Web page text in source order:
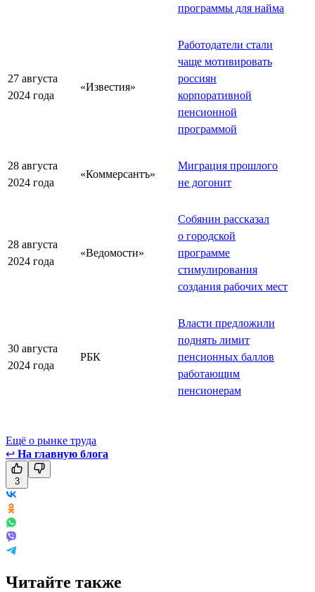
программы для найма
27 августа
2024 года
«Известия»
Работодатели стали
чаще мотивировать
россиян
корпоративной
пенсионной
программой
28 августа
2024 года
«Коммерсантъ»
Миграция прошлого
не догонит
28 августа
2024 года
«Ведомости»
Собянин рассказал
о городской
программе
стимулирования
создания рабочих мест
30 августа
2024 года
РБК
Власти предложили
поднять лимит
пенсионных баллов
работающим
пенсионерам
Ещё о рынке труда
↩ На главную блога
3
Читайте также